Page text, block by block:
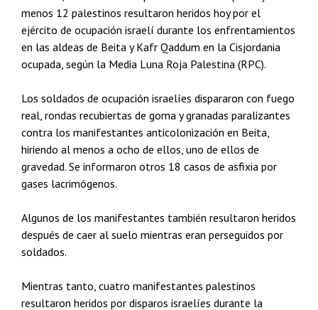
menos 12 palestinos resultaron heridos hoy por el
ejército de ocupación israelí durante los enfrentamientos
en las aldeas de Beita y Kafr Qaddum en la Cisjordania
ocupada, según la Media Luna Roja Palestina (RPC).
Los soldados de ocupación israelíes dispararon con fuego
real, rondas recubiertas de goma y granadas paralizantes
contra los manifestantes anticolonización en Beita,
hiriendo al menos a ocho de ellos, uno de ellos de
gravedad. Se informaron otros 18 casos de asfixia por
gases lacrimógenos.
Algunos de los manifestantes también resultaron heridos
después de caer al suelo mientras eran perseguidos por
soldados.
Mientras tanto, cuatro manifestantes palestinos
resultaron heridos por disparos israelíes durante la